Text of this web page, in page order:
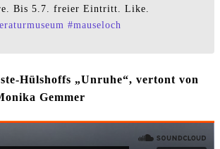
Bis 5.7. freier Eintritt. Like.
#mauseloch
Hülshoffs „Unruhe“, vertont von
Gemmer